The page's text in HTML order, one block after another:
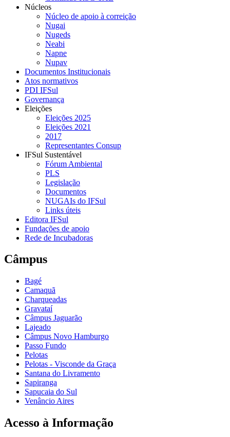
Núcleos
Núcleo de apoio à correição
Nugai
Nugeds
Neabi
Napne
Nupav
Documentos Institucionais
Atos normativos
PDI IFSul
Governança
Eleições
Eleições 2025
Eleições 2021
2017
Representantes Consup
IFSul Sustentável
Fórum Ambiental
PLS
Legislação
Documentos
NUGAIs do IFSul
Links úteis
Editora IFSul
Fundações de apoio
Rede de Incubadoras
Câmpus
Bagé
Camaquã
Charqueadas
Gravataí
Câmpus Jaguarão
Lajeado
Câmpus Novo Hamburgo
Passo Fundo
Pelotas
Pelotas - Visconde da Graça
Santana do Livramento
Sapiranga
Sapucaia do Sul
Venâncio Aires
Acesso à Informação